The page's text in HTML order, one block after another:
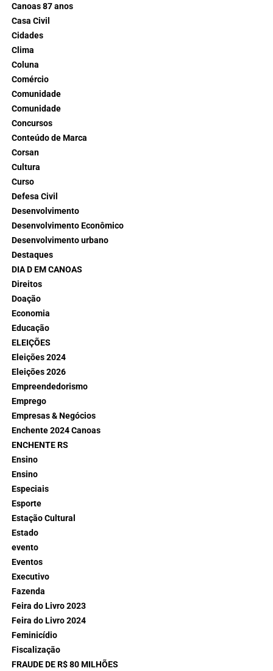
Canoas 87 anos
Casa Civil
Cidades
Clima
Coluna
Comércio
Comunidade
Comunidade
Concursos
Conteúdo de Marca
Corsan
Cultura
Curso
Defesa Civil
Desenvolvimento
Desenvolvimento Econômico
Desenvolvimento urbano
Destaques
DIA D EM CANOAS
Direitos
Doação
Economia
Educação
ELEIÇÕES
Eleições 2024
Eleições 2026
Empreendedorismo
Emprego
Empresas & Negócios
Enchente 2024 Canoas
ENCHENTE RS
Ensino
Ensino
Especiais
Esporte
Estação Cultural
Estado
evento
Eventos
Executivo
Fazenda
Feira do Livro 2023
Feira do Livro 2024
Feminicídio
Fiscalização
FRAUDE DE R$ 80 MILHÕES